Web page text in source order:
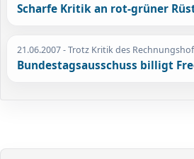
Scharfe Kritik an rot-grüner
21.06.2007- Trotz Kritik des
Bundestagsausschuss billigt